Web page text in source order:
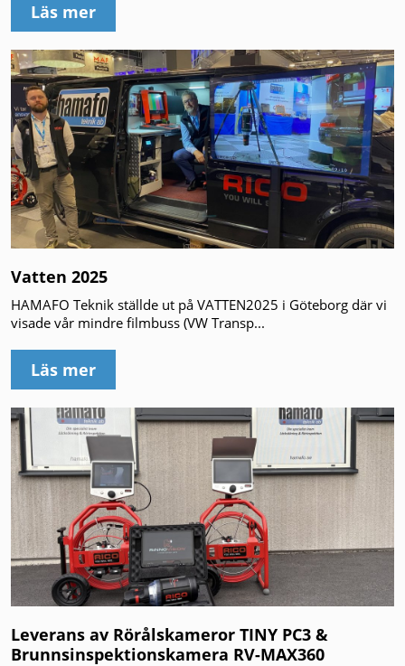
Läs mer
Vatten 2025
HAMAFO Teknik ställde ut på VATTEN2025 i Göteborg där vi
visade vår mindre filmbuss (VW Transp...
Läs mer
Leverans av Rörålskameror TINY PC3 &
Brunnsinspektionskamera RV-MAX360